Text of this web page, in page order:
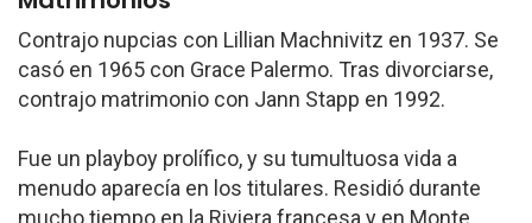
Contrajo nupcias con Lillian Machnivitz en 1937. Se
casó en 1965 con Grace Palermo. Tras divorciarse,
contrajo matrimonio con Jann Stapp en 1992.
Fue un playboy prolífico, y su tumultuosa vida a
menudo aparecía en los titulares. Residió durante
mucho tiempo en la Riviera francesa y en Monte